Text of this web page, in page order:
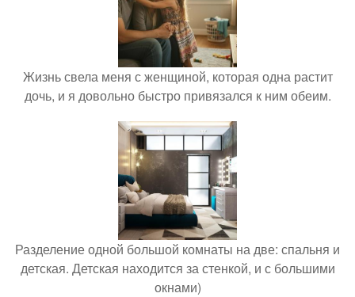
Жизнь свела меня с женщиной, которая одна растит
дочь, и я довольно быстро привязался к ним обеим.
Разделение одной большой комнаты на две: спальня и
детская. Детская находится за стенкой, и с большими
окнами)